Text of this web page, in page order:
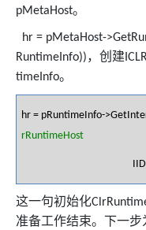
pMetaHost。
hr = pMetaHost-
RuntimeInfo))，创建
timeInfo。
hr = pRuntimeInfo-
rRuntimeHost
这一句初始化
准备工作结束。下一步